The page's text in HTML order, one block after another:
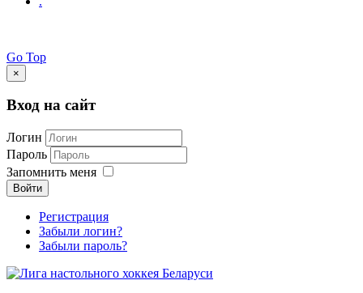
Go Top
×
Вход на сайт
Логин
Пароль
Запомнить меня
Войти
Регистрация
Забыли логин?
Забыли пароль?